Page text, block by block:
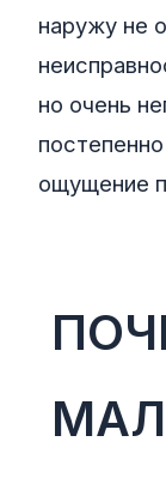
наружу не
но очень
ощущение